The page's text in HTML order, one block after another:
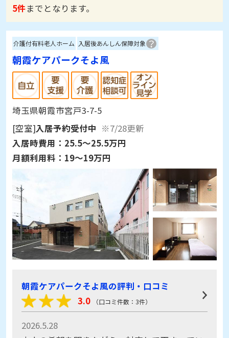
5件までとなります。
介護付有料老人ホーム 入居後あんしん保障対象
朝霞ケアパークそよ風
埼玉県朝霞市宮戸3-7-5
[空室]入居予約受付中 ※7/28更新
入居時費用： 25.5～25.5万円
月額利用料： 19～19万円
朝霞ケアパークそよ風の評判・口コミ
3.0
（口コミ件数：3件）
2026.5.28